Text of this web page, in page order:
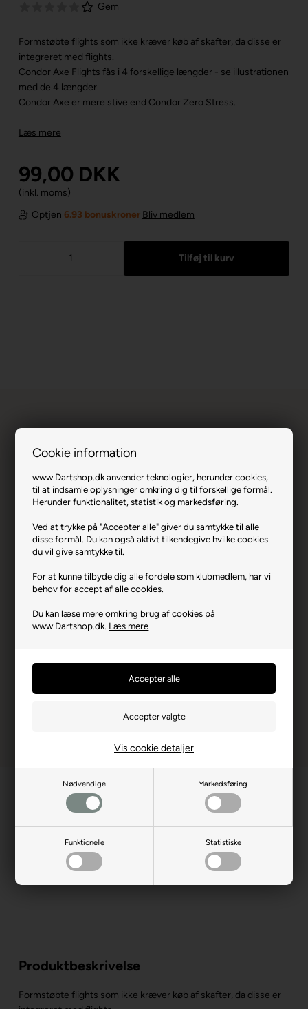
Cookie information
www.Dartshop.dk anvender teknologier, herunder cookies,
til at indsamle oplysninger omkring dig til forskellige formål.
Herunder funktionalitet, statistik og markedsføring.
Ved at trykke på "Accepter alle" giver du samtykke til alle
disse formål. Du kan også aktivt tilkendegive hvilke cookies
du vil give samtykke til.
For at kunne tilbyde dig alle fordele som klubmedlem, har vi
behov for accept af alle cookies.
Du kan læse mere omkring brug af cookies på
www.Dartshop.dk. Læs mere
Nødvendige Markedsføring
Funktionelle Statistiske
Vis cookie detaljer
Gem
Formstøbte flights som ikke kræver køb af skafter, da disse er
integreret med flights.
Condor Axe Flights fås i 4 forskellige længder - se illustrationen
med de 4 længder.
Condor Axe er mere stive end Condor Zero Stress.
Læs mere
99,00 DKK
(inkl. moms)
Optjen 6.93 bonuskroner Bliv medlem
Condor Axe Flights Wing Slim -
Transparent, Medium.
Varenr.: 0123-36804
Producent
Producentadresse
18-18 Yozhizuk, JP-812-
Producent hjemmeside
e-felix.co.jp
Produktbeskrivelse
Formstøbte flights som ikke kræver køb af skafter, da disse er